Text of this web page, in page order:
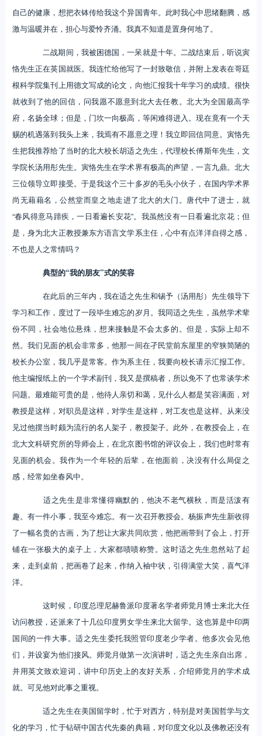
自己的健康，想把衣钵传给我这个异国青年。此时我心中思绪翻腾，感
激与温暖并在，担心与爱怜齐涌。我真不知道是置身何地了。
二战期间，我被困德国，一呆就是十年。二战结束后，听说寅
恪先生正在英国就医。我连忙给他写了一封致敬信，并附上发表在哥廷
根科学院集刊上用德文写成的论文，向他汇报我十年学习的成绩。很快
就收到了他的回信，问我愿不愿意到北大去任教。北大为全国最高学
府，名扬全球；但是，门坎一向极高，等闲难得进入。现在竟有一个天
赐的机遇落到我头上来，我焉有不愿意之理！我立即回信同意。寅恪先
生把我推荐给了当时的北大校长胡适之先生，代理校长傅斯年先生，文
学院长汤用彤先生。寅恪先生在学术界有极高的声望，一言九鼎。北大
三位领导立即接受。于是我这个三十多岁的毛头小伙子，在国内学术界
尚无藉藉名，公然堂而皇之地走进了北大的大门。唐代中了进士，就
“春风得意马蹄疾，一日看遍长安花”。我虽然没有一日看遍北京花；但
是，身为北大正教授兼东方语言文学系主任，心中有点洋洋自得之感，
不也是人之常情吗？
典型的“我的朋友”式的笑容
在此后的三年内，我在适之先生和锡予（汤用彤）先生领导下
学习和工作，度过了一段毕生难忘的岁月。我同适之先生，虽然学术辈
份不同，社会地位悬殊，想来接触是不会太多的。但是，实际上却不
然。我们见面的机会非常多，他那一间在孑民堂前东屋里的窄狭简陋的
校长办公室，我几乎是常客。作为系主任，我要向校长请示汇报工作。
他主编报纸上的一个学术副刊，我又是撰稿者，所以免不了也常谈学术
问题。最难能可贵的是，他待人亲切和蔼，见什么人都是笑容满面，对
教授是这样，对职员是这样，对学生是这样，对工友也是这样。从来没
见过他摆当时颇为流行的名人架子，教授架子。此外，在教授会上，在
北大文科研究所的导师会上，在北京图书馆的评议会上，我们也时常有
见面的机会。我作为一个年轻的后辈，在他面前，决没有什么局促之
感，经常如坐春风中。
适之先生是非常懂得幽默的，他决不老气横秋，而是活泼有
趣。有一件小事，我至今难忘。有一次召开教授会。杨振声先生新收得
了一幅名贵的古画，为了想让大家共同欣赏，他把画带到了会上，打开
铺在一张极大的桌子上，大家都啧啧称赞。这时适之先生忽然站了起
来，走到桌前，把画卷了起来，作纳入袖中状，引得满堂大笑，喜气洋
洋。
这时候，印度总理尼赫鲁派印度著名学者师觉月博士来北大任
访问教授，还派来了十几位印度男女学生来北大留学。这也算是中印两
国间的一件大事。适之先生委托我照管印度老少学者。他多次会见他
们，并设宴为他们接风。师觉月做第一次演讲时，适之先生亲自出席，
并用英文致欢迎词，讲中印历史上的友好关系，介绍师觉月的学术成
就。可见他对此事之重视。
适之先生在美国留学时，忙于对西方，特别是对美国哲学与文
化的学习，忙于钻研中国古代先秦的典籍，对印度文化以及佛教还没有